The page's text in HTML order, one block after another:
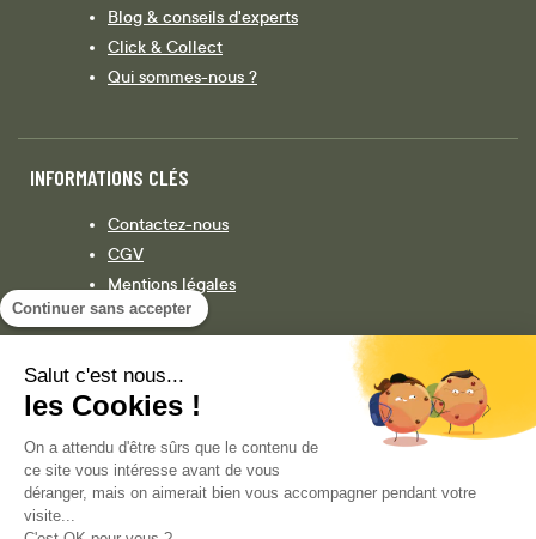
Continuer sans accepter
Salut c'est nous...
les Cookies !
On a attendu d'être sûrs que le contenu de
ce site vous intéresse avant de vous
déranger, mais on aimerait bien vous accompagner pendant votre
visite...
Blog & conseils d'experts
Click & Collect
Qui sommes-nous ?
INFORMATIONS CLÉS
Contactez-nous
CGV
Mentions légales
Législation
Facebook Instagram
COPYRIGHT © 2013-AUJOURD'HUI MAGENTO, INC. TOUS DROITS RÉSERVÉS.